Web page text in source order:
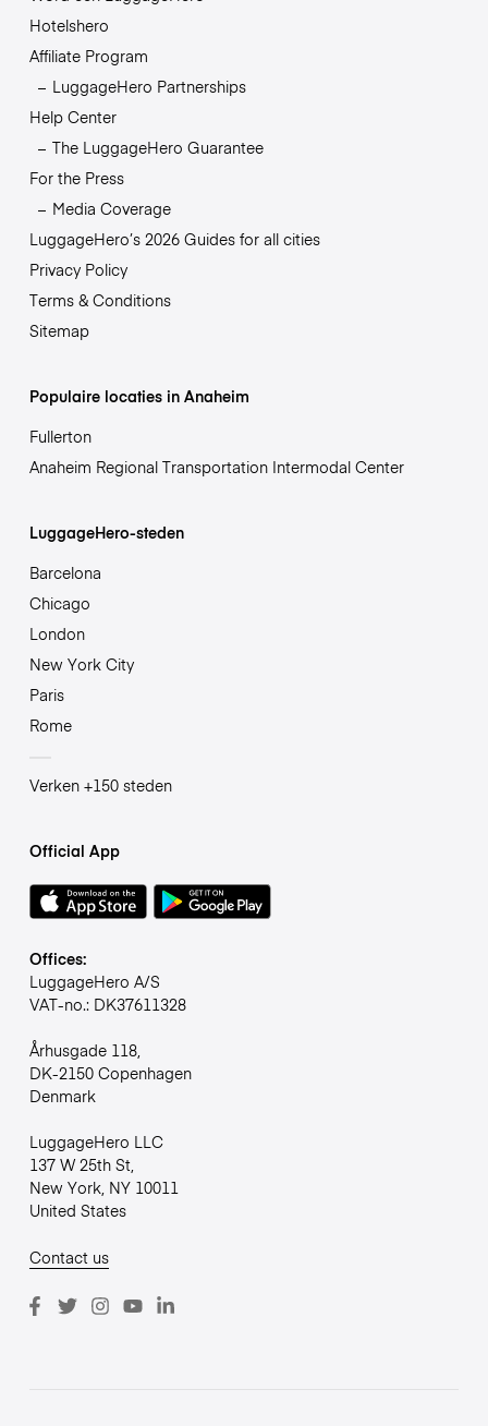
Hotelshero
Affiliate Program
LuggageHero Partnerships
Help Center
The LuggageHero Guarantee
For the Press
Media Coverage
LuggageHero’s 2026 Guides for all cities
Privacy Policy
Terms & Conditions
Sitemap
Populaire locaties in Anaheim
Fullerton
Anaheim Regional Transportation Intermodal Center
LuggageHero-steden
Barcelona
Chicago
London
New York City
Paris
Rome
Verken +150 steden
Official App
Offices:
LuggageHero A/S
VAT-no.: DK37611328
Århusgade 118,
DK-2150 Copenhagen
Denmark
LuggageHero LLC
137 W 25th St,
New York, NY 10011
United States
Contact us